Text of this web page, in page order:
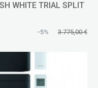
WHITE TRIAL SPLIT
-5% 3.775,00 €